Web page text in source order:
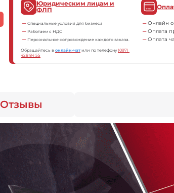
Юридическим лицам и
ФЛП
Специальные условия для бизнеса
Работаем с НДС
Персональное сопровождение каждого заказа.
Обращайтесь вонлайн-чатили по телефону(097)
428 84 55
Онлайн
Оплата
Оплата
Отзывы